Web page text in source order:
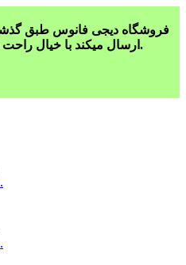
فروشگاه دیجی فانوس طبق
ارسال میکند با خیال راحت سفارش خود را ثبت کنید.
برای محصولات بیشتر کلیک کنید.
برای محصولات بیشتر کلیک کنید.